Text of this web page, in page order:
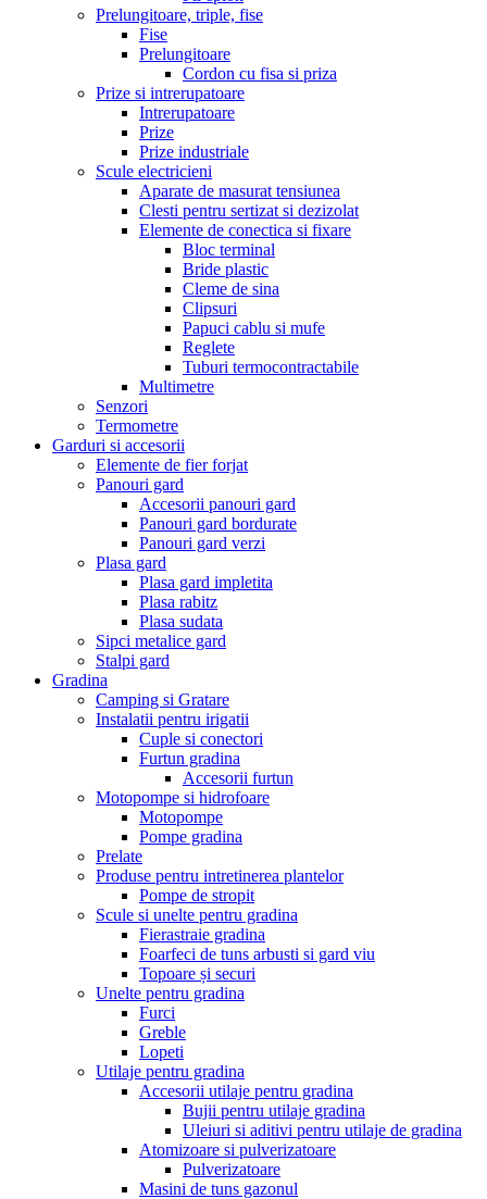
Prelungitoare, triple, fise
Fise
Prelungitoare
Cordon cu fisa si priza
Prize si intrerupatoare
Intrerupatoare
Prize
Prize industriale
Scule electricieni
Aparate de masurat tensiunea
Clesti pentru sertizat si dezizolat
Elemente de conectica si fixare
Bloc terminal
Bride plastic
Cleme de sina
Clipsuri
Papuci cablu si mufe
Reglete
Tuburi termocontractabile
Multimetre
Senzori
Termometre
Garduri si accesorii
Elemente de fier forjat
Panouri gard
Accesorii panouri gard
Panouri gard bordurate
Panouri gard verzi
Plasa gard
Plasa gard impletita
Plasa rabitz
Plasa sudata
Sipci metalice gard
Stalpi gard
Gradina
Camping si Gratare
Instalatii pentru irigatii
Cuple si conectori
Furtun gradina
Accesorii furtun
Motopompe si hidrofoare
Motopompe
Pompe gradina
Prelate
Produse pentru intretinerea plantelor
Pompe de stropit
Scule si unelte pentru gradina
Fierastraie gradina
Foarfeci de tuns arbusti si gard viu
Topoare și securi
Unelte pentru gradina
Furci
Greble
Lopeti
Utilaje pentru gradina
Accesorii utilaje pentru gradina
Bujii pentru utilaje gradina
Uleiuri si aditivi pentru utilaje de gradina
Atomizoare si pulverizatoare
Pulverizatoare
Masini de tuns gazonul